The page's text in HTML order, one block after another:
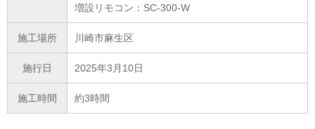
増設リモコン：SC-300-W
施工場所 川崎市麻生区
施行日 2025年3月10日
施工時間 約3時間